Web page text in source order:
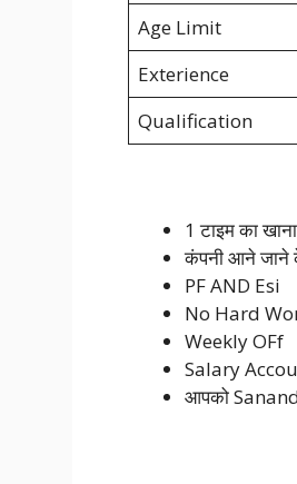
Age Limit
Exterience
Qualification
1 टाइम का
कंपनी आने जाने
PF AND Esi
No Hard
Weekly OFf
Salary
आपको Sanand